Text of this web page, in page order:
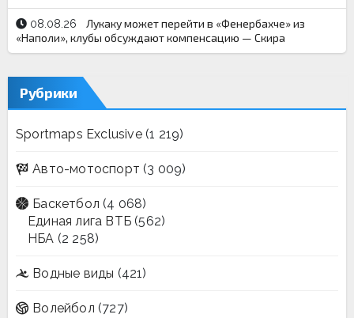
08.08.26
Лукаку может перейти в «Фенербахче» из
«Наполи», клубы обсуждают компенсацию — Скира
Рубрики
Sportmaps Exclusive(1 219)
Авто-мотоспорт (3 009)
Баскетбол (4 068)
Единая лига ВТБ (562)
НБА (2 258)
Водные виды (421)
Волейбол (727)